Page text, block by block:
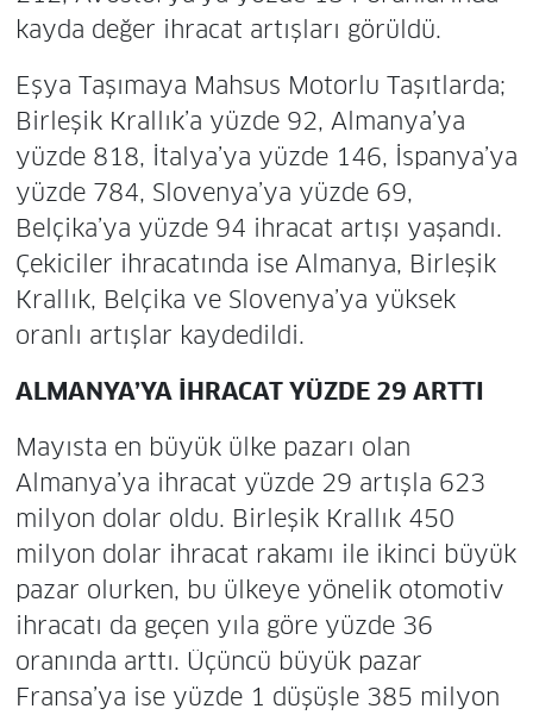
kayda değer ihracat artışları görüldü.
Eşya Taşımaya Mahsus Motorlu Taşıtlarda;
Birleşik Krallık’a yüzde 92, Almanya’ya
yüzde 818, İtalya’ya yüzde 146, İspanya’ya
yüzde 784, Slovenya’ya yüzde 69,
Belçika’ya yüzde 94 ihracat artışı yaşandı.
Çekiciler ihracatında ise Almanya, Birleşik
Krallık, Belçika ve Slovenya’ya yüksek
oranlı artışlar kaydedildi.
ALMANYA’YA İHRACAT YÜZDE 29 ARTTI
Mayısta en büyük ülke pazarı olan
Almanya’ya ihracat yüzde 29 artışla 623
milyon dolar oldu. Birleşik Krallık 450
milyon dolar ihracat rakamı ile ikinci büyük
pazar olurken, bu ülkeye yönelik otomotiv
ihracatı da geçen yıla göre yüzde 36
oranında arttı. Üçüncü büyük pazar
Fransa’ya ise yüzde 1 düşüşle 385 milyon